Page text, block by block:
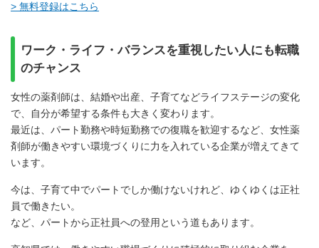
> 無料登録はこちら
ワーク・ライフ・バランスを重視したい人にも転職
のチャンス
女性の薬剤師は、結婚や出産、子育てなどライフステージの変化
で、自分が希望する条件も大きく変わります。
最近は、パート勤務や時短勤務での復職を歓迎するなど、女性薬
剤師が働きやすい環境づくりに力を入れている企業が増えてきて
います。
今は、子育て中でパートでしか働けないけれど、ゆくゆくは正社
員で働きたい。
など、パートから正社員への登用という道もあります。